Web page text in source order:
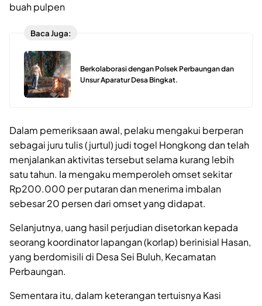
buah pulpen
Baca Juga:
Berkolaborasi dengan Polsek Perbaungan dan
Unsur Aparatur Desa Bingkat.
Dalam pemeriksaan awal, pelaku mengakui berperan
sebagai juru tulis (jurtul) judi togel Hongkong dan telah
menjalankan aktivitas tersebut selama kurang lebih
satu tahun. Ia mengaku memperoleh omset sekitar
Rp200.000 per putaran dan menerima imbalan
sebesar 20 persen dari omset yang didapat.
Selanjutnya, uang hasil perjudian disetorkan kepada
seorang koordinator lapangan (korlap) berinisial Hasan,
yang berdomisili di Desa Sei Buluh, Kecamatan
Perbaungan.
Sementara itu, dalam keterangan tertuisnya Kasi